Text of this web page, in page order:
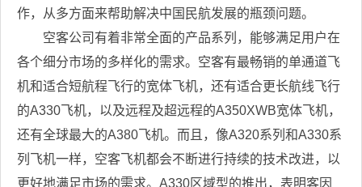
作，从多方面来帮助解决中国民航发展的瓶颈问题。
空客公司有着非常全面的产品系列，能够满足用户在
各个细分市场的多样化的需求。空客有最畅销的单通道飞
机和适合短航程飞行的宽体飞机，还有适合更长航线飞行
的A330飞机，以及远程及超远程的A350XWB宽体飞机，
还有全球最大的A380飞机。而且，像A320系列和A330系
列飞机一样，空客飞机都会不断进行持续的技术改进，以
更好地满足市场的需求。A330区域型的推出，表明客因